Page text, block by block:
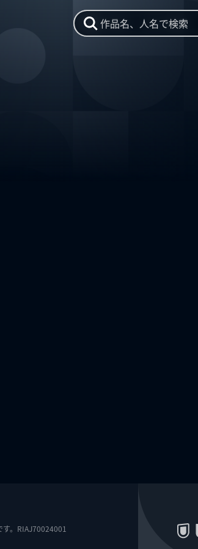
作品名、人名で検索
。RIAJ70024001